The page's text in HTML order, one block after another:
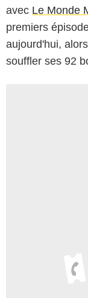
avec Le Monde
premiers
aujourd'hui,
souffler ses 92